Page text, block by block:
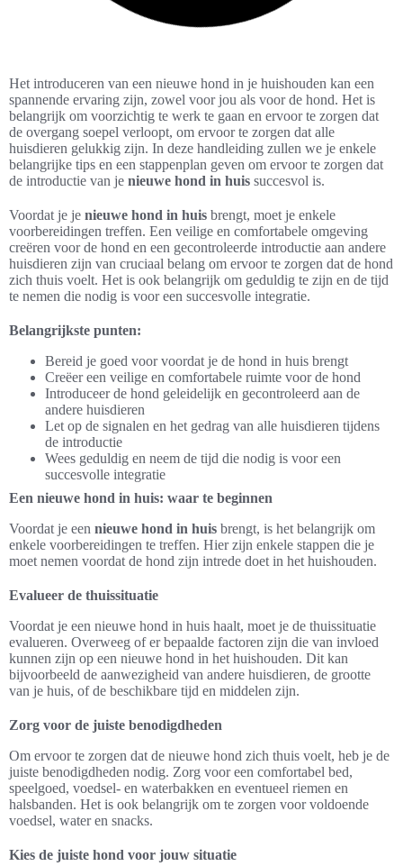
Het introduceren van een nieuwe hond in je huishouden kan een
spannende ervaring zijn, zowel voor jou als voor de hond. Het is
belangrijk om voorzichtig te werk te gaan en ervoor te zorgen dat
de overgang soepel verloopt, om ervoor te zorgen dat alle
huisdieren gelukkig zijn. In deze handleiding zullen we je enkele
belangrijke tips en een stappenplan geven om ervoor te zorgen dat
de introductie van je nieuwe hond in huis succesvol is.
Voordat je je nieuwe hond in huis brengt, moet je enkele
voorbereidingen treffen. Een veilige en comfortabele omgeving
creëren voor de hond en een gecontroleerde introductie aan andere
huisdieren zijn van cruciaal belang om ervoor te zorgen dat de hond
zich thuis voelt. Het is ook belangrijk om geduldig te zijn en de tijd
te nemen die nodig is voor een succesvolle integratie.
Belangrijkste punten:
Bereid je goed voor voordat je de hond in huis brengt
Creëer een veilige en comfortabele ruimte voor de hond
Introduceer de hond geleidelijk en gecontroleerd aan de
andere huisdieren
Let op de signalen en het gedrag van alle huisdieren tijdens
de introductie
Wees geduldig en neem de tijd die nodig is voor een
succesvolle integratie
Een nieuwe hond in huis: waar te beginnen
Voordat je een nieuwe hond in huis brengt, is het belangrijk om
enkele voorbereidingen te treffen. Hier zijn enkele stappen die je
moet nemen voordat de hond zijn intrede doet in het huishouden.
Evalueer de thuissituatie
Voordat je een nieuwe hond in huis haalt, moet je de thuissituatie
evalueren. Overweeg of er bepaalde factoren zijn die van invloed
kunnen zijn op een nieuwe hond in het huishouden. Dit kan
bijvoorbeeld de aanwezigheid van andere huisdieren, de grootte
van je huis, of de beschikbare tijd en middelen zijn.
Zorg voor de juiste benodigdheden
Om ervoor te zorgen dat de nieuwe hond zich thuis voelt, heb je de
juiste benodigdheden nodig. Zorg voor een comfortabel bed,
speelgoed, voedsel- en waterbakken en eventueel riemen en
halsbanden. Het is ook belangrijk om te zorgen voor voldoende
voedsel, water en snacks.
Kies de juiste hond voor jouw situatie